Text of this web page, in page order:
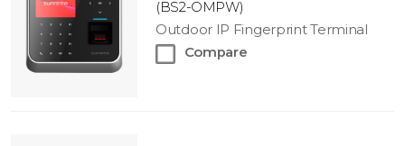
(BS2-OMPW)
Outdoor IP Fingerprint Terminal
Compare